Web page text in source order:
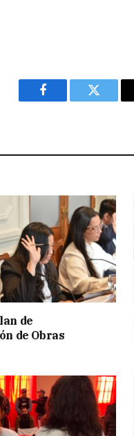
Facebook Twitter
de
de Obras